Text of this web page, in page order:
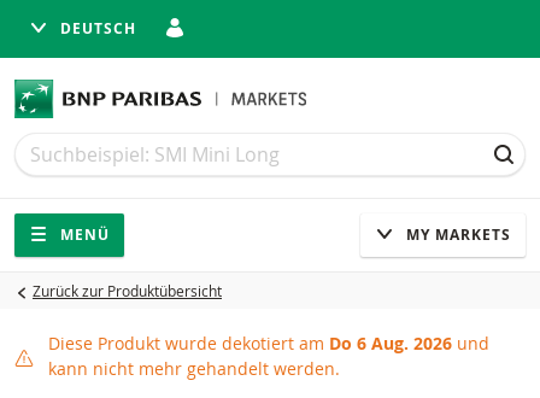
DEUTSCH
Suche
Suche
Navigation
Seitennavigation
MENÜ MY MARKETS
Zurück zur Produktübersicht
Produkt dekotiert
Diese Produkt wurde dekotiert am Do 6 Aug. 2026 und
kann nicht mehr gehandelt werden.